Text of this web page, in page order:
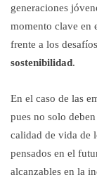
generaciones
momento clave en
frente a los
sostenibilidad.
En el caso de las
pues no solo
calidad de vida de
pensados en el
alcanzables en la